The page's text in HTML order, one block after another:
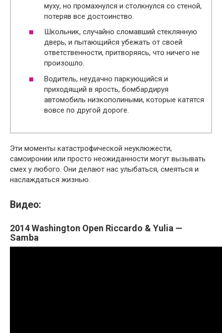
муху, но промахнулся и столкнулся со стеной,
потеряв все достоинство.
Школьник, случайно сломавший стеклянную
дверь, и пытающийся убежать от своей
ответственности, притворяясь, что ничего не
произошло.
Водитель, неудачно паркующийся и
приходящий в ярость, бомбардируя
автомобиль низкополиными, которые катятся
вовсе по другой дороге.
Эти моменты катастрофической неуклюжести,
самоиронии или просто неожиданности могут вызывать
смех у любого. Они делают нас улыбаться, смеяться и
наслаждаться жизнью.
Видео:
2014 Washington Open Riccardo & Yulia —
Samba